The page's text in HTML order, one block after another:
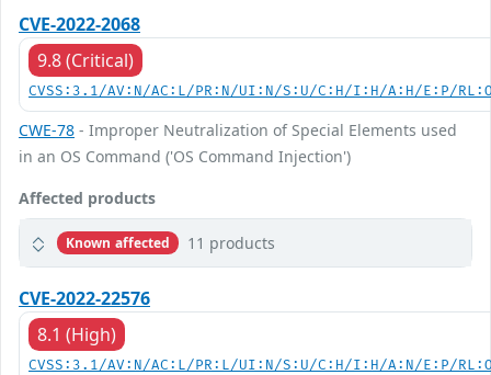
CVE-2022-2068
9.8 (Critical)
CVSS:3.1/AV:N/AC:L/PR:N/UI:N/S:U/C:H/I:H/A:H/E:P/
CWE-78 - Improper Neutralization of Special Elements used
in an OS Command ('OS Command Injection')
Affected products
Known affected 11 products
CVE-2022-22576
8.1 (High)
CVSS:3.1/AV:N/AC:L/PR:L/UI:N/S:U/C:H/I:H/A:N/E:P/